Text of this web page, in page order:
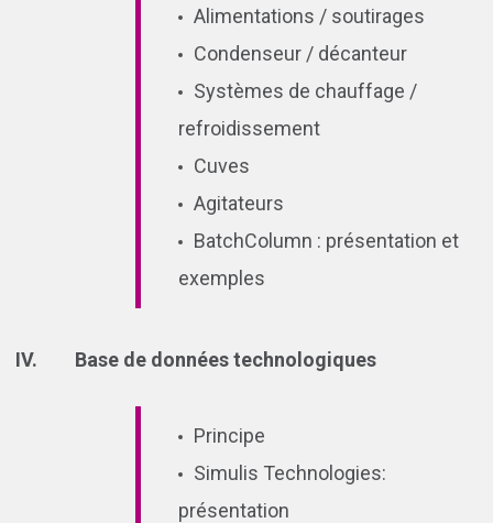
Alimentations / soutirages
Condenseur / décanteur
Systèmes de chauffage /
refroidissement
Cuves
Agitateurs
BatchColumn : présentation et
exemples
Base de données technologiques
Principe
Simulis Technologies:
présentation